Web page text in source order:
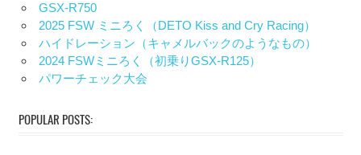
GSX-R750
2025 FSW ミニろく（DETO Kiss and Cry Racing）
ハイドレーション（キャメルバックのようなもの）
2024 FSWミニろく（初乗りGSX-R125）
パワーチェック大会
POPULAR POSTS: